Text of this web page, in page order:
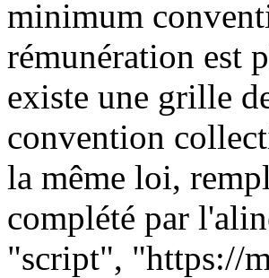
minimum
rémunération est
existe une grille
convention
la même loi,
complété par
"script", "https://